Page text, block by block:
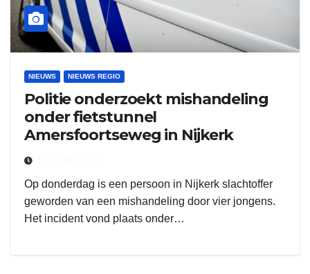
NIEUWS NIEUWS REGIO
Politie onderzoekt mishandeling
onder fietstunnel
Amersfoortseweg in Nijkerk
Op donderdag is een persoon in Nijkerk slachtoffer
geworden van een mishandeling door vier jongens.
Het incident vond plaats onder…